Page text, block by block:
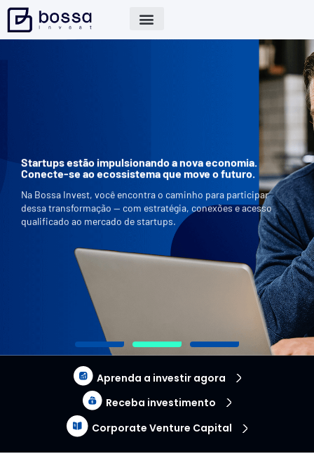
Startups estão impulsionando a nova economia.
Conecte-se ao ecossistema que move o futuro.
Na Bossa Invest, você encontra o caminho para participar
dessa transformação — com estratégia, conexões e acesso
qualificado ao mercado de startups.
Aprenda a investir agora
Receba investimento
Corporate Venture Capital